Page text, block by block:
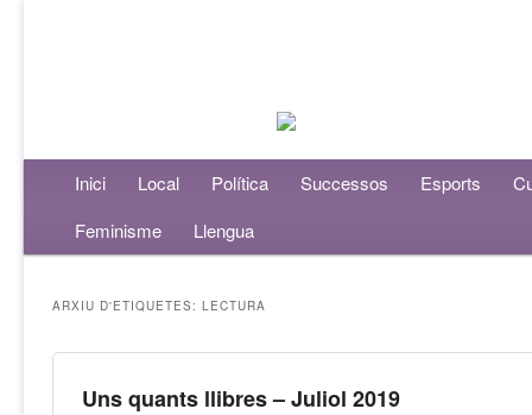
Menú principalAneu al contingut principal
Aneu al contingut secundari
Inici Local Política Successos Esports
Feminisme
Llengua
ARXIU D'ETIQUETES:LECTURA
Uns quants llibres – Juliol 2019